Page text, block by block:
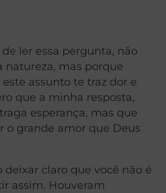
ler essa pergunta, não
natureza, mas porque
assunto te traz dor e
que a minha resposta,
esperança, mas que
o grande amor que Deus
deixar claro que você não é
assim. Houveram